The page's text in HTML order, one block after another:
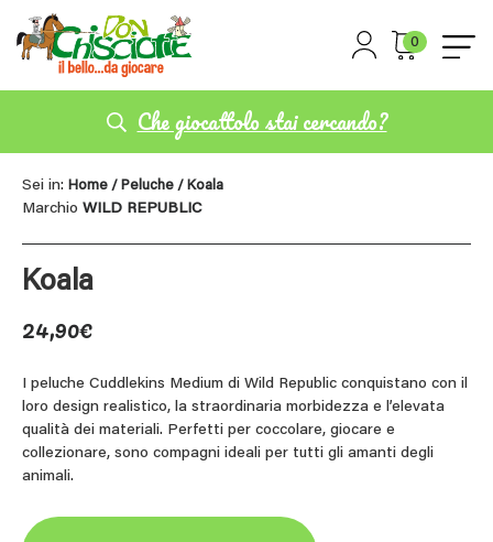
0
Che giocattolo stai cercando?
Sei in: Home / Peluche / Koala
Marchio WILD REPUBLIC
Koala
24,90€
I peluche Cuddlekins Medium di Wild Republic conquistano con il
loro design realistico, la straordinaria morbidezza e l’elevata
qualità dei materiali. Perfetti per coccolare, giocare e
collezionare, sono compagni ideali per tutti gli amanti degli
animali.